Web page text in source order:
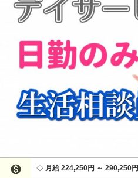
 月給 224,250円 ～ 290,250円